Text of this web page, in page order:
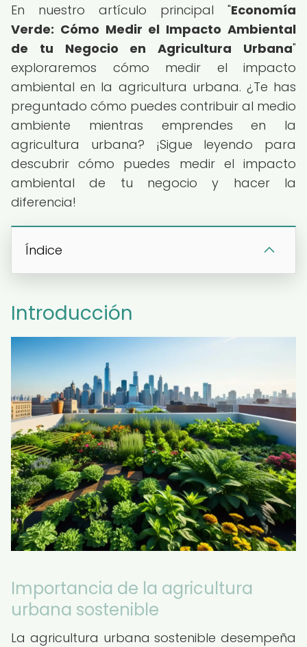
En nuestro artículo principal "Economía
Verde: Cómo Medir el Impacto Ambiental
de tu Negocio en Agricultura Urbana"
exploraremos cómo medir el impacto
ambiental en la agricultura urbana. ¿Te has
preguntado cómo puedes contribuir al medio
ambiente mientras emprendes en la
agricultura urbana? ¡Sigue leyendo para
descubrir cómo puedes medir el impacto
ambiental de tu negocio y hacer la
diferencia!
Índice
Introducción
Importancia de la agricultura
urbana sostenible
La agricultura urbana sostenible desempeña